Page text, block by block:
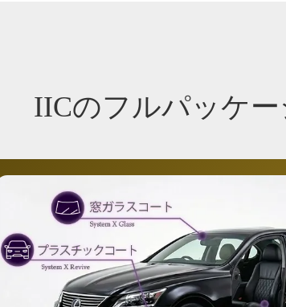
IICのフルパッケ